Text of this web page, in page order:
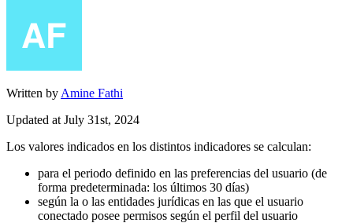
Written by Amine Fathi
Updated at July 31st, 2024
Los valores indicados en los distintos indicadores se calculan:
para el periodo definido en las preferencias del usuario (de
forma predeterminada: los últimos 30 días)
según la o las entidades jurídicas en las que el usuario
conectado posee permisos según el perfil del usuario